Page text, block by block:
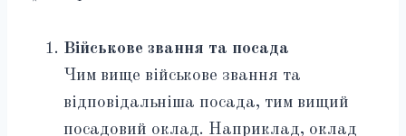
Військове звання та посада
Чим вище військове звання та
відповідальніша посада, тим вищий
посадовий оклад. Наприклад, оклад